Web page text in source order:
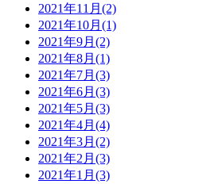
2021年11月(2)
2021年10月(1)
2021年9月(2)
2021年8月(1)
2021年7月(3)
2021年6月(3)
2021年5月(3)
2021年4月(4)
2021年3月(2)
2021年2月(3)
2021年1月(3)